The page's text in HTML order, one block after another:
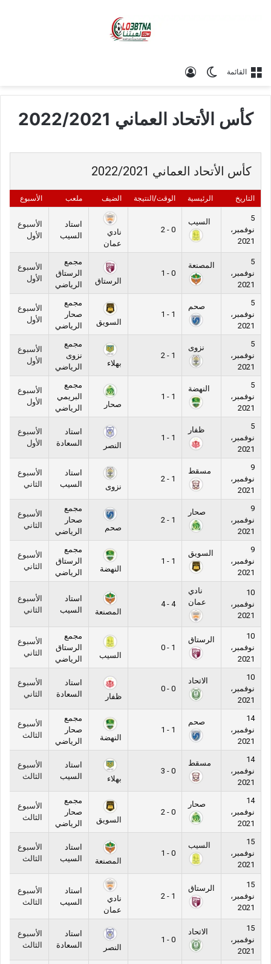
القائمة الوضع المظلم
كأس الأتحاد العماني 2022/2021
كأس الأتحاد العماني 2022/2021
التاريخ الرئيسية الوقت/النتيجة الضيف ملعب الأسبوع
5
نوفمبر،
2021
السيب
0 - 2
نادي
عمان
استاد
السيب
الأسبوع
الأول
5
نوفمبر،
2021
المصنعة
0 - 1
الرستاق
مجمع
الرستاق
الرياضي
الأسبوع
الأول
5
نوفمبر،
2021
صحم
1 - 1
السويق
مجمع
صحار
الرياضي
الأسبوع
الأول
5
نوفمبر،
2021
نزوى
1 - 2
بهلاء
مجمع
نزوى
الرياضي
الأسبوع
الأول
5
نوفمبر،
2021
النهضة
1 - 1
صحار
مجمع
البريمي
الرياضي
الأسبوع
الأول
5
نوفمبر،
2021
ظفار
1 - 1
النصر
استاد
السعادة
الأسبوع
الأول
9
نوفمبر،
2021
مسقط
1 - 2
نزوى
استاد
السيب
الأسبوع
الثاني
9
نوفمبر،
2021
صحار
1 - 2
صحم
مجمع
صحار
الرياضي
الأسبوع
الثاني
9
نوفمبر،
2021
السويق
1 - 1
النهضة
مجمع
الرستاق
الرياضي
الأسبوع
الثاني
10
نوفمبر،
2021
نادي
عمان
4 - 4
المصنعة
استاد
السيب
الأسبوع
الثاني
10
نوفمبر،
2021
الرستاق
1 - 0
السيب
مجمع
الرستاق
الرياضي
الأسبوع
الثاني
10
نوفمبر،
2021
الاتحاد
0 - 0
ظفار
استاد
السعادة
الأسبوع
الثاني
14
نوفمبر،
2021
صحم
1 - 1
النهضة
مجمع
صحار
الرياضي
الأسبوع
الثالث
14
نوفمبر،
2021
مسقط
0 - 3
بهلاء
استاد
السيب
الأسبوع
الثالث
14
نوفمبر،
2021
صحار
0 - 2
السويق
مجمع
صحار
الرياضي
الأسبوع
الثالث
15
نوفمبر،
2021
السيب
0 - 1
المصنعة
استاد
السيب
الأسبوع
الثالث
15
نوفمبر،
2021
الرستاق
1 - 2
نادي
عمان
استاد
السيب
الأسبوع
الثالث
15
نوفمبر،
2021
الاتحاد
0 - 1
النصر
استاد
السعادة
الأسبوع
الثالث